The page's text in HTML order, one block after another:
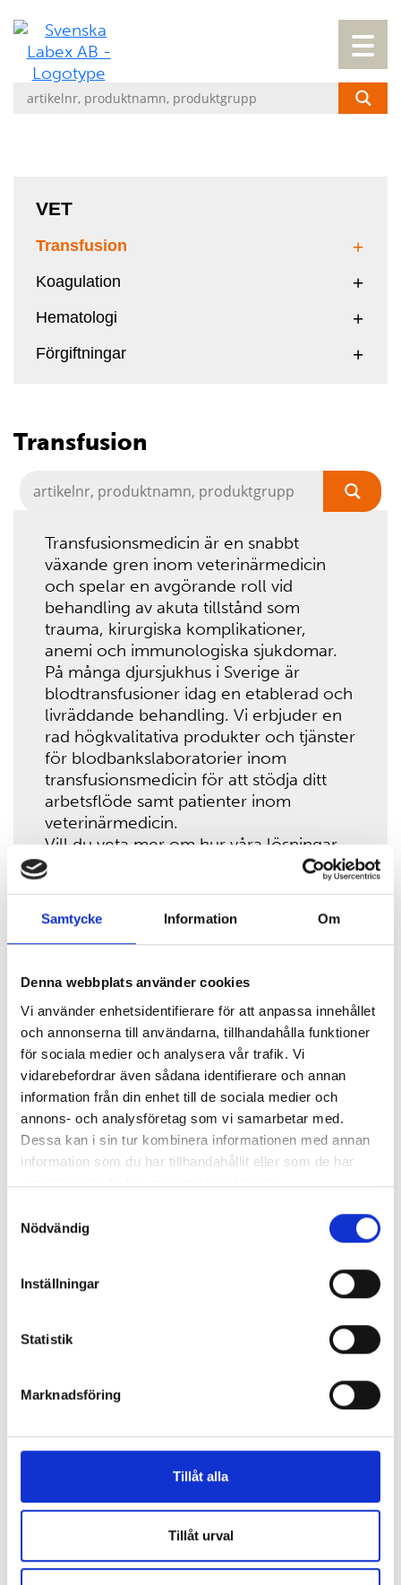
Samtycke Information Om
Denna webbplats använder cookies
Vi använder enhetsidentifierare för att anpassa innehållet
och annonserna till användarna, tillhandahålla funktioner
för sociala medier och analysera vår trafik. Vi
vidarebefordrar även sådana identifierare och annan
information från din enhet till de sociala medier och
annons- och analysföretag som vi samarbetar med.
Dessa kan i sin tur kombinera informationen med annan
information som du har tillhandahållit eller som de har
samlat in när du har använt deras tjänster.
Nödvändig
Inställningar
Statistik
Marknadsföring
Tillåt alla
Tillåt urval
VET
Transfusion
Koagulation
Hematologi
Förgiftningar
Transfusion
Transfusionsmedicin är en snabbt
växande gren inom veterinärmedicin
och spelar en avgörande roll vid
behandling av akuta tillstånd som
trauma, kirurgiska komplikationer,
anemi och immunologiska sjukdomar.
På många djursjukhus i Sverige är
blodtransfusioner idag en etablerad och
livräddande behandling. Vi erbjuder en
rad högkvalitativa produkter och tjänster
för blodbankslaboratorier inom
transfusionsmedicin för att stödja ditt
arbetsflöde samt patienter inom
veterinärmedicin.
Vill du veta mer om hur våra lösningar
kan stärka er transfusionsverksamhet?
Ring oss direkt 042-324000 eller skicka
en offertförfrågan sales@labex.com
Blodgruppering